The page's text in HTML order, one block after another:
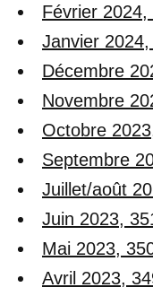
Février 2024,
Janvier
Décembre
Novembre
Octobre
Septembre
Juillet/août
Juin 2023,
Mai 2023,
Avril 2023,